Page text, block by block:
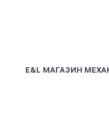
E&L МАГАЗИН